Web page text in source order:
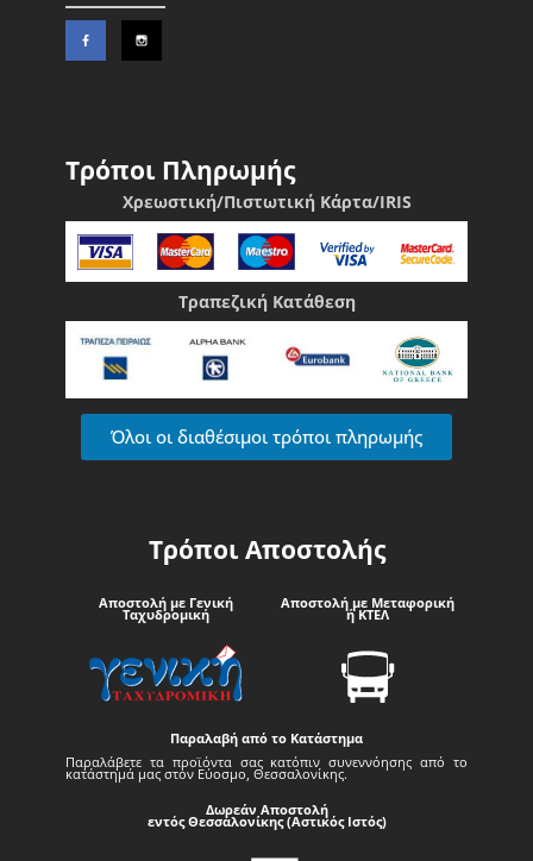
Τρόποι Πληρωμής
Χρεωστική/Πιστωτική Κάρτα/IRIS
Τραπεζική Κατάθεση
Όλοι οι διαθέσιμοι τρόποι πληρωμής
Τρόποι Αποστολής
Αποστολή με Γενική
Ταχυδρομική
Αποστολή με Μεταφορική
ή ΚΤΕΛ
Παραλαβή από το Κατάστημα
Παραλάβετε τα προϊόντα σας κατόπιν συνεννόησης από το
κατάστημά μας στον Εύοσμο, Θεσσαλονίκης.
Δωρεάν Αποστολή
εντός Θεσσαλονίκης (Αστικός Ιστός)